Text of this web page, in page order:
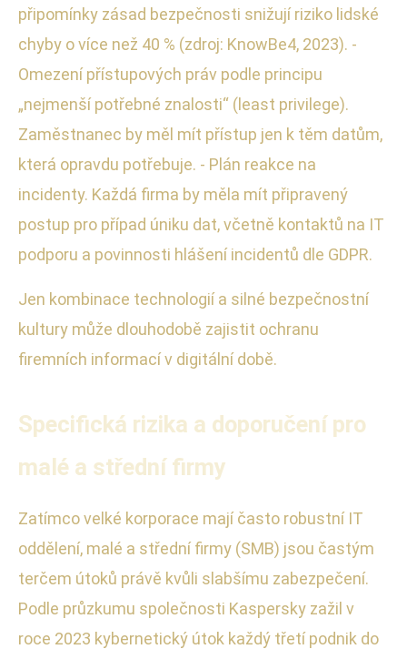
připomínky zásad bezpečnosti snižují riziko lidské
chyby o více než 40 % (zdroj: KnowBe4, 2023). -
Omezení přístupových práv podle principu
„nejmenší potřebné znalosti“ (least privilege).
Zaměstnanec by měl mít přístup jen k těm datům,
která opravdu potřebuje. - Plán reakce na
incidenty. Každá firma by měla mít připravený
postup pro případ úniku dat, včetně kontaktů na IT
podporu a povinnosti hlášení incidentů dle GDPR.
Jen kombinace technologií a silné bezpečnostní
kultury může dlouhodobě zajistit ochranu
firemních informací v digitální době.
Specifická rizika a doporučení pro
malé a střední firmy
Zatímco velké korporace mají často robustní IT
oddělení, malé a střední firmy (SMB) jsou častým
terčem útoků právě kvůli slabšímu zabezpečení.
Podle průzkumu společnosti Kaspersky zažil v
roce 2023 kybernetický útok každý třetí podnik do